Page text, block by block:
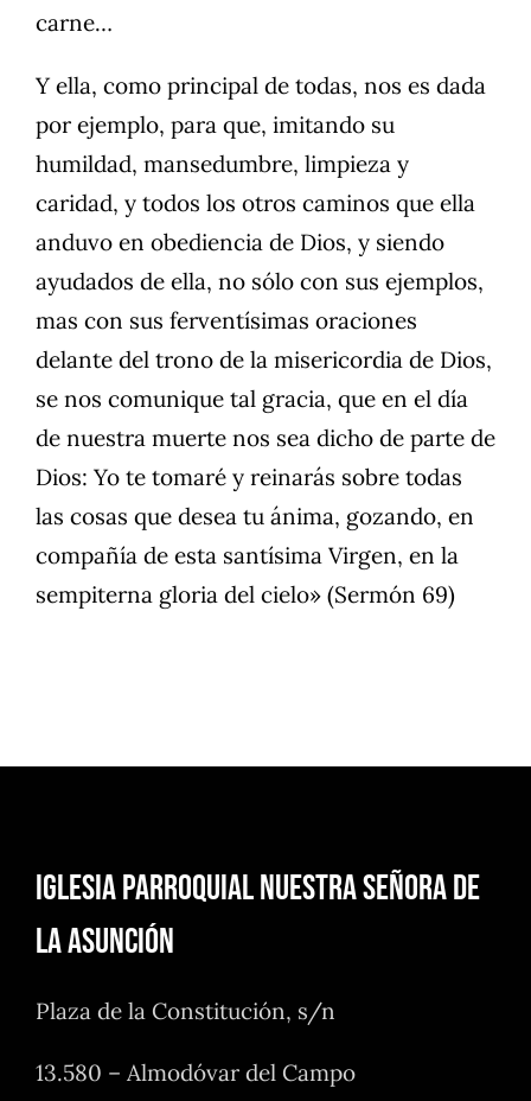
carne…
Y ella, como principal de todas, nos es dada
por ejemplo, para que, imitando su
humildad, mansedumbre, limpieza y
caridad, y todos los otros caminos que ella
anduvo en obediencia de Dios, y siendo
ayudados de ella, no sólo con sus ejemplos,
mas con sus ferventísimas oraciones
delante del trono de la misericordia de Dios,
se nos comunique tal gracia, que en el día
de nuestra muerte nos sea dicho de parte de
Dios: Yo te tomaré y reinarás sobre todas
las cosas que desea tu ánima, gozando, en
compañía de esta santísima Virgen, en la
sempiterna gloria del cielo» (Sermón 69)
Iglesia Parroquial Nuestra Señora de
la Asunción
Plaza de la Constitución, s/n
13.580 – Almodóvar del Campo